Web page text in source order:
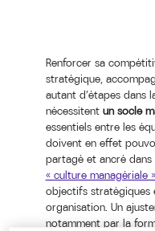
Renforcer sa
stratégique,
autant d’étapes dans
nécessitent un socle
essentiels entre les
doivent en effet
partagé et ancré dans
« culture managériale »
objectifs stratégiques
organisation. Un
notamment par la